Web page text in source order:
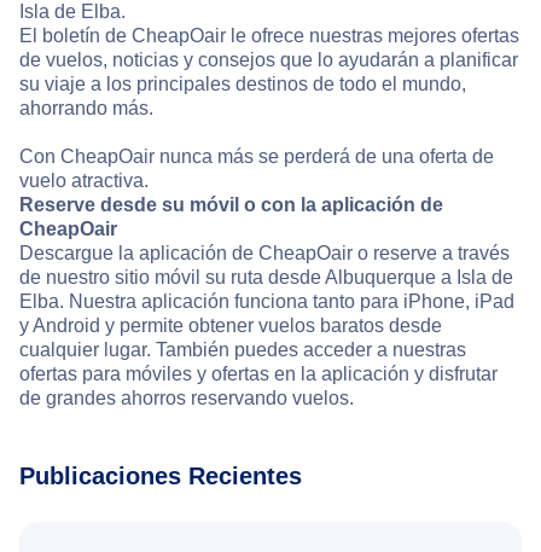
Isla de Elba.
El boletín de CheapOair le ofrece nuestras mejores ofertas
de vuelos, noticias y consejos que lo ayudarán a planificar
su viaje a los principales destinos de todo el mundo,
ahorrando más.
Con CheapOair nunca más se perderá de una oferta de
vuelo atractiva.
Reserve desde su móvil o con la aplicación de
CheapOair
Descargue la aplicación de CheapOair o reserve a través
de nuestro sitio móvil su ruta desde Albuquerque a Isla de
Elba. Nuestra aplicación funciona tanto para iPhone, iPad
y Android y permite obtener vuelos baratos desde
cualquier lugar. También puedes acceder a nuestras
ofertas para móviles y ofertas en la aplicación y disfrutar
de grandes ahorros reservando vuelos.
Publicaciones Recientes